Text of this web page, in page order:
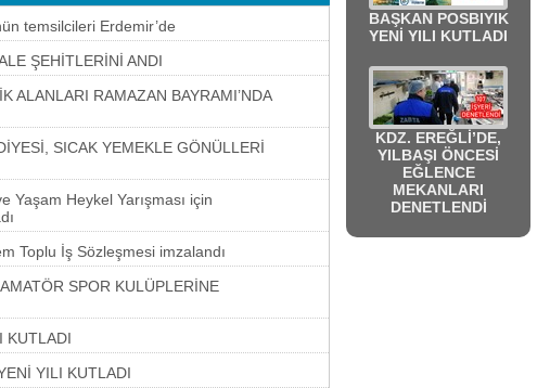
temsilcileri Erdemir’de
ŞEHİTLERİNİ ANDI
ALANLARI RAMAZAN BAYRAMI’NDA
SICAK YEMEKLE GÖNÜLLERİ
Yaşam Heykel Yarışması için
Toplu İş Sözleşmesi imzalandı
SPOR KULÜPLERİNE
KUTLADI
YILI KUTLADI
BAŞKAN POSBIYIK
YENİ YILI KUTLADI
KDZ. EREĞLİ’DE,
YILBAŞI ÖNCESİ
EĞLENCE
MEKANLARI
DENETLENDİ